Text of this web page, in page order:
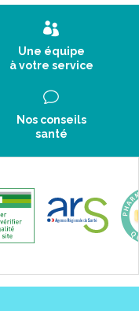
Une équipe
à votre service
Nos conseils
santé